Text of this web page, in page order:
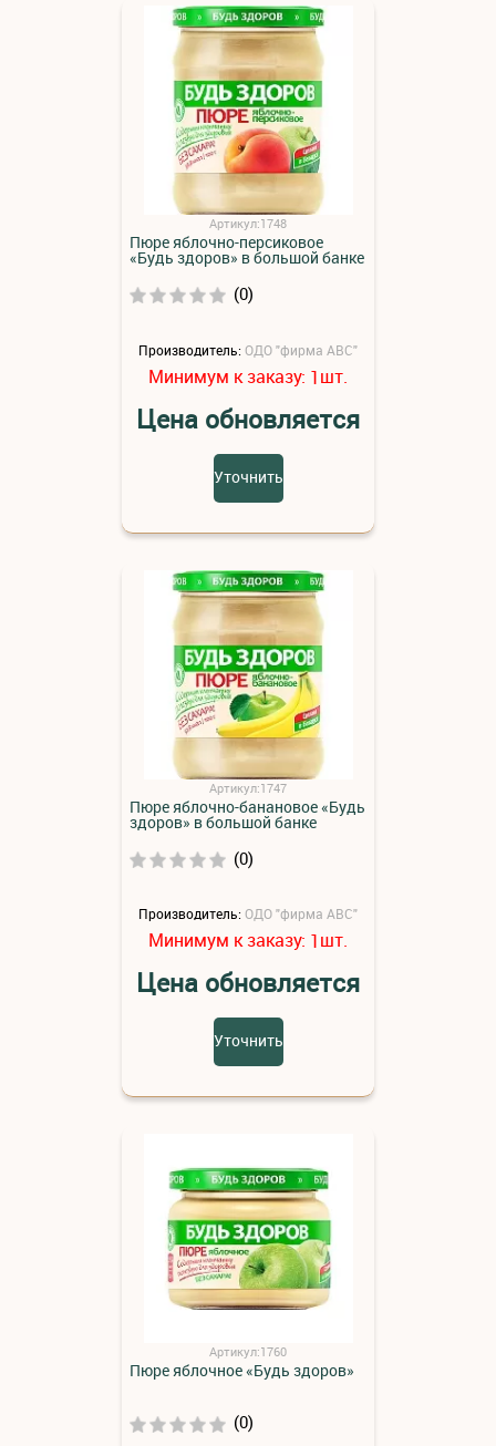
Артикул:1748
Пюре яблочно-персиковое
«Будь здоров» в большой банке
(0)
Производитель:ОДО "фирма АВС"
Минимум к заказу: 1шт.
Цена обновляется
Уточнить
Артикул:1747
Пюре яблочно-банановое «Будь
здоров» в большой банке
(0)
Производитель:ОДО "фирма АВС"
Минимум к заказу: 1шт.
Цена обновляется
Уточнить
Артикул:1760
Пюре яблочное «Будь здоров»
(0)